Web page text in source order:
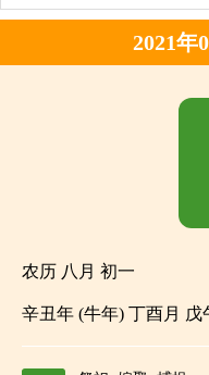
2021年
农历 八月 初一
辛丑年 (牛年) 丁酉月 戊